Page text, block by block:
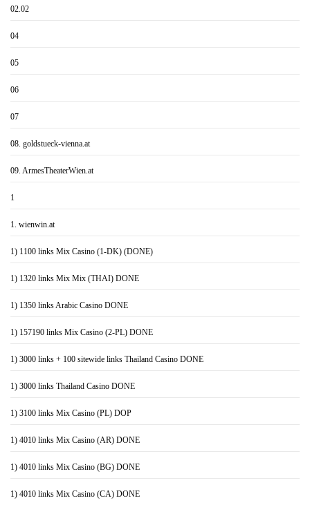
02.02
04
05
06
07
08. goldstueck-vienna.at
09. ArmesTheaterWien.at
1
1. wienwin.at
1) 1100 links Mix Casino (1-DK) (DONE)
1) 1320 links Mix Mix (THAI) DONE
1) 1350 links Arabic Casino DONE
1) 157190 links Mix Casino (2-PL) DONE
1) 3000 links + 100 sitewide links Thailand Casino DONE
1) 3000 links Thailand Casino DONE
1) 3100 links Mix Casino (PL) DOP
1) 4010 links Mix Casino (AR) DONE
1) 4010 links Mix Casino (BG) DONE
1) 4010 links Mix Casino (CA) DONE